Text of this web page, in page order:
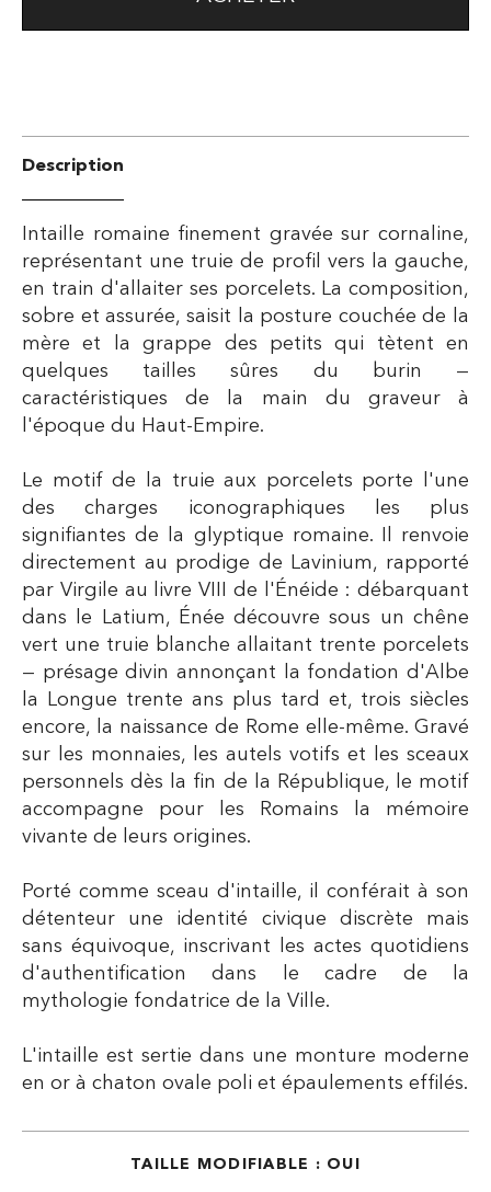
Description
Intaille romaine finement gravée sur cornaline,
représentant une truie de profil vers la gauche,
en train d'allaiter ses porcelets. La composition,
sobre et assurée, saisit la posture couchée de la
mère et la grappe des petits qui tètent en
quelques tailles sûres du burin —
caractéristiques de la main du graveur à
l'époque du Haut-Empire.
Le motif de la truie aux porcelets porte l'une
des charges iconographiques les plus
signifiantes de la glyptique romaine. Il renvoie
directement au prodige de Lavinium, rapporté
par Virgile au livre VIII de l'Énéide : débarquant
dans le Latium, Énée découvre sous un chêne
vert une truie blanche allaitant trente porcelets
— présage divin annonçant la fondation d'Albe
la Longue trente ans plus tard et, trois siècles
encore, la naissance de Rome elle-même. Gravé
sur les monnaies, les autels votifs et les sceaux
personnels dès la fin de la République, le motif
accompagne pour les Romains la mémoire
vivante de leurs origines.
Porté comme sceau d'intaille, il conférait à son
détenteur une identité civique discrète mais
sans équivoque, inscrivant les actes quotidiens
d'authentification dans le cadre de la
mythologie fondatrice de la Ville.
L'intaille est sertie dans une monture moderne
en or à chaton ovale poli et épaulements effilés.
TAILLE MODIFIABLE : OUI